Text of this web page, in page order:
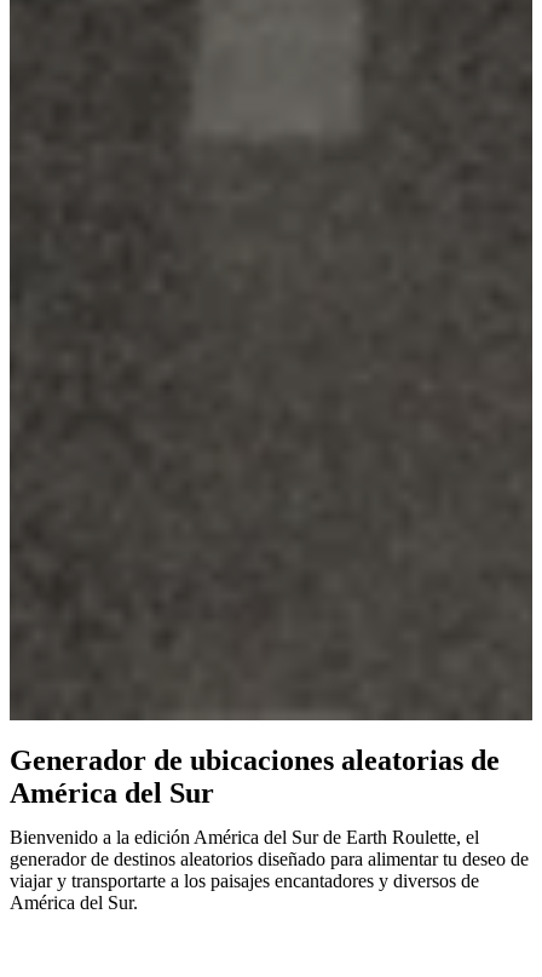
Generador de ubicaciones aleatorias de
América del Sur
Bienvenido a la edición América del Sur de Earth Roulette, el
generador de destinos aleatorios diseñado para alimentar tu deseo de
viajar y transportarte a los paisajes encantadores y diversos de
América del Sur.